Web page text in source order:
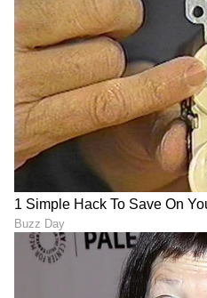
DOWNLOAD APP
RECOMMENDED STORIES
ಯುದ್ಧಕ್ಕೆ ಹೋಗೋ ಸೈನಿಕರನ್ನು
ಯಾಕೆ ಮದುವೆ ಆಗ್ತಿದ್ದಾರೆ